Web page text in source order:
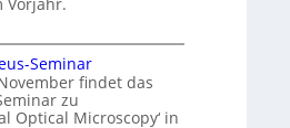
Vorjahr.
Seminar
findet das
zu
Optical Microscopy‘ in